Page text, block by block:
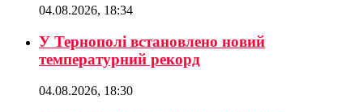
04.08.2026, 18:34
У Тернополі встановлено новий
температурний рекорд
04.08.2026, 18:30